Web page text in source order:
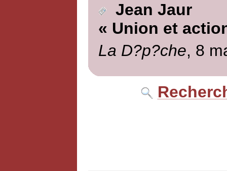
Jean Jaur
« Union et
La D?p?che, 8